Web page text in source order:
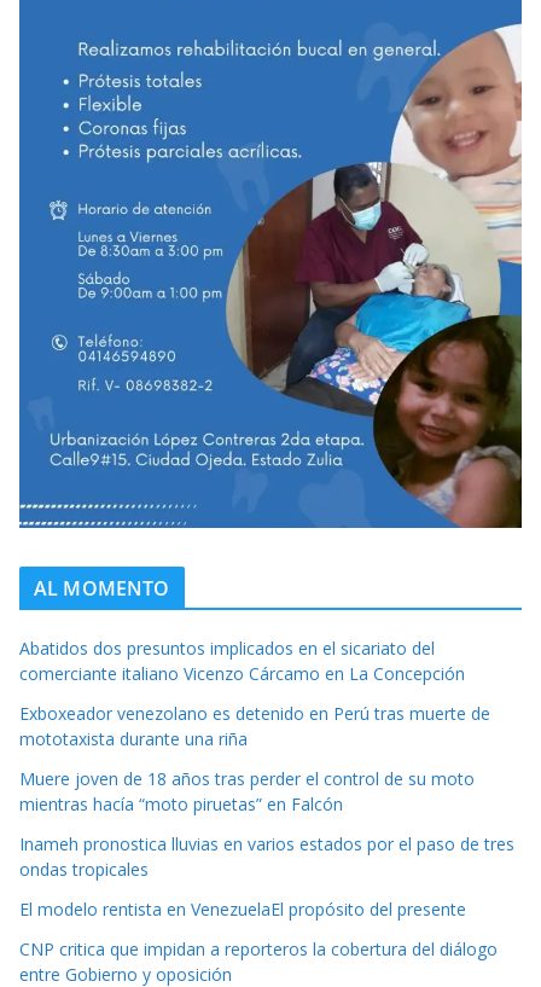
AL MOMENTO
Abatidos dos presuntos implicados en el sicariato del
comerciante italiano Vicenzo Cárcamo en La Concepción
Exboxeador venezolano es detenido en Perú tras muerte de
mototaxista durante una riña
Muere joven de 18 años tras perder el control de su moto
mientras hacía “moto piruetas” en Falcón
Inameh pronostica lluvias en varios estados por el paso de tres
ondas tropicales
El modelo rentista en VenezuelaEl propósito del presente
CNP critica que impidan a reporteros la cobertura del diálogo
entre Gobierno y oposición